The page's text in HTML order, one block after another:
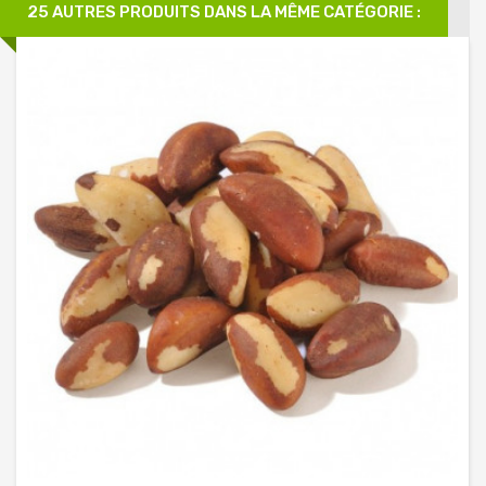
25 AUTRES PRODUITS DANS LA MÊME CATÉGORIE :